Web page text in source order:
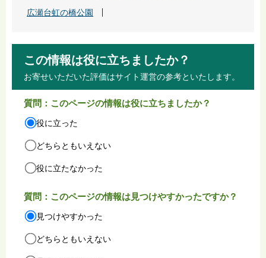
広瀬台虹の橋公園
この情報は役に立ちましたか？
お寄せいただいた評価はサイト運営の参考といたします。
質問：このページの情報は役に立ちましたか？
役に立った
どちらともいえない
役に立たなかった
質問：このページの情報は見つけやすかったですか？
見つけやすかった
どちらともいえない